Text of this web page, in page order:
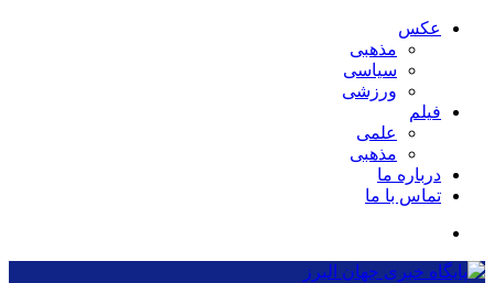
عکس
مذهبی
سیاسی
ورزشی
فیلم
علمی
مذهبی
درباره ما
تماس با ما